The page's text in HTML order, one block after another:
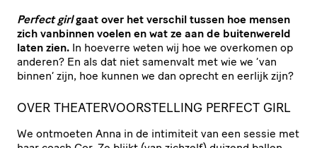
Perfect girlgaat over het verschil tussen hoe mensen
zich vanbinnen voelen en wat ze aan de buitenwereld
laten zien. In hoeverre weten wij hoe we overkomen op
anderen? En als dat niet samenvalt met wie we ‘van
binnen’ zijn, hoe kunnen we dan oprecht en eerlijk zijn?
OVER THEATERVOORSTELLING PERFECT GIRL
We ontmoeten Anna in de intimiteit van een sessie met